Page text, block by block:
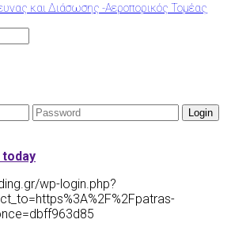
και Διάσωσης -Αεροπορικός Τομέας
wp-login.php?